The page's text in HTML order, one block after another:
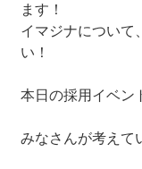
ます！
イマジナについて
い！
本日の採用イベン
みなさんが考えて